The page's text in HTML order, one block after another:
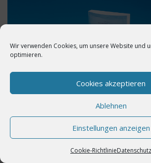
Wir verwenden Cookies, um unsere Website und
optimieren.
Cookies akzeptieren
Ablehnen
Einstellungen anzeigen
Cookie-RichtlinieDatenschutz